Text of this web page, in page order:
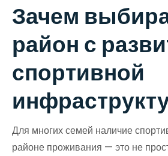
Зачем
район с
спортивной
Для многих семей наличие
районе проживания — это не